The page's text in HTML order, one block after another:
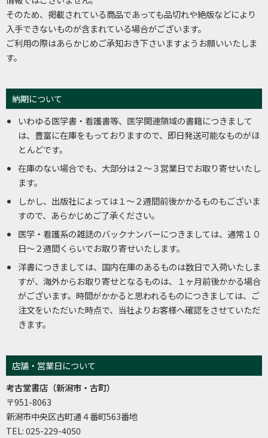
そのため、掲載されている商品であっても品切れや絶版などにより
入手できないものが含まれている場合がございます。
ご利用の際はあらかじめご承知おき下さいますようお願いいたしま
す。
納期について
いわゆる医学書・看護書等、医学関連領域の書籍につきまして
は、豊富に在庫をもっておりますので、即日発送可能なものがほ
とんどです。
在庫のない場合でも、大部分は２～３営業日でお取り寄せいたし
ます。
しかし、出版社によっては１～２週間前後かかるものもございま
すので、あらかじめご了承ください。
医学・看護系の雑誌のバックナンバーにつきましては、通常１０
日～２週間くらいでお取り寄せいたします。
洋書につきましては、国内在庫のあるものは数日で入荷いたしま
すが、海外からお取り寄せとなるものは、１ヶ月前後かかる場合
がございます。時間がかかると思われるものにつきましては、ご
注文をいただいた時点で、当社よりお客様へ確認をさせていただ
きます。
店舗・営業日について
考古堂書店（新潟市・古町）
〒951-8063
新潟市中央区古町通４番町563番地
TEL: 025-229-4050